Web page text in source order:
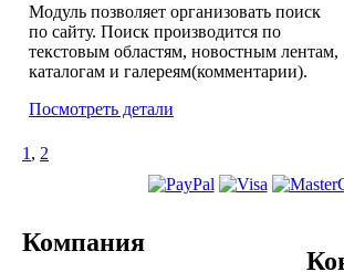
Модуль позволяет организовать поиск
по сайту. Поиск производится по
текстовым областям, новостным лентам,
каталогам и галереям(комментарии).
Посмотреть детали
1 , 2
Компания